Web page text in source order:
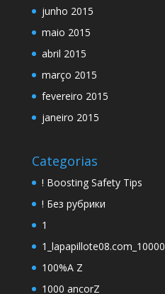
junho 2015
maio 2015
abril 2015
março 2015
fevereiro 2015
janeiro 2015
Categorias
! Boosting Safety Tips
! Без рубрики
1
1_lapapillote08.com_10000
100%A Z
1000 ancorZ